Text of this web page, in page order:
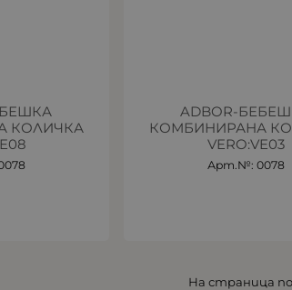
КОЛИЧКА
ADBOR-
КОМБИНИРАНА
VERO:VE03
Арт.№: 0078
На страница